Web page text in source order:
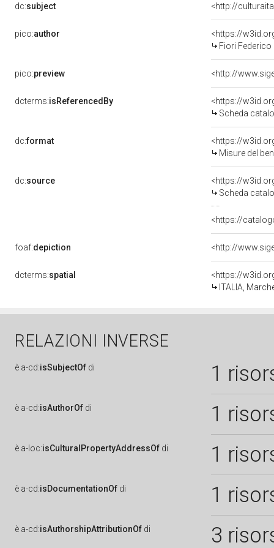
dc:subject <http://
pico:author
<https://
Fiori
pico:preview
dcterms:isReferencedBy
<https://
Scheda
dc:format
<https://
Misure del
dc:source
<https://
Scheda
<https://
foaf:depiction
dcterms:spatial
<https://
ITALIA,
RELAZIONI INVERSE
è a-cd:isSubjectOf di 1
è a-cd:isAuthorOf di 1
è a-loc:isCulturalPropertyAddressOf di 1
è a-cd:isDocumentationOf di 1
è a-cd:isAuthorshipAttributionOf di 3